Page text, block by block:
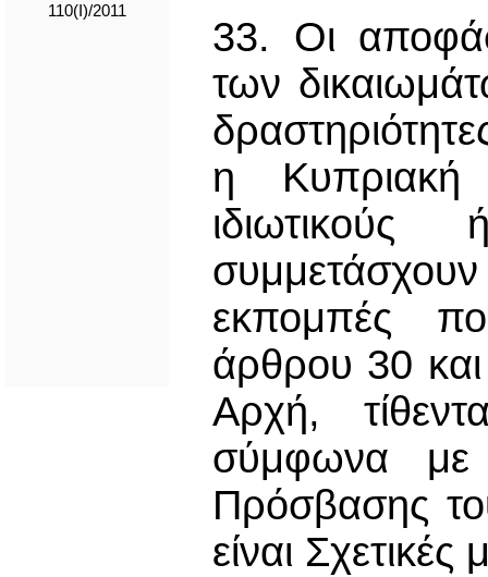
110(I)/2011
33. Οι
των
η Κυπριακή
εκπομπές
άρθρου 30
Αρχή,
σύμφωνα με
Πρόσβασης
είναι